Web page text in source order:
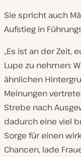
Sie spricht auch
Aufstieg in
„Es ist an der Zeit,
Lupe zu nehmen:
ähnlichen
Meinungen
Strebe nach
dadurch eine viel
Sorge für einen
Chancen, lade